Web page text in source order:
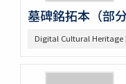
墓碑銘拓本（部
Digital Cultural Heritage